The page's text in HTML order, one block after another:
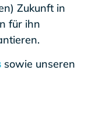
Zukunft in
für ihn
sowie unseren